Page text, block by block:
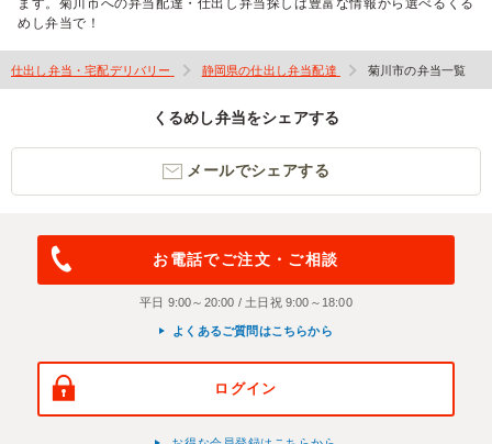
ます。菊川市への弁当配達・仕出し弁当探しは豊富な情報から選べるくる
めし弁当で！
仕出し弁当・宅配デリバリー 静岡県の仕出し弁当配達 菊川市の弁当一覧
くるめし弁当をシェアする
メールでシェアする
お電話でご注文・ご相談
平日 9:00～20:00 / 土日祝 9:00～18:00
よくあるご質問はこちらから
ログイン